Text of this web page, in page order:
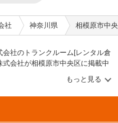
社 神奈川県 相模原市中
社のトランクルーム[レンタル倉
会社が相模原市中央区に掲載中
セキュリティ・空調完備・24時間
物件数から様々な方法でご希望
情報サイトです。エリアリンク